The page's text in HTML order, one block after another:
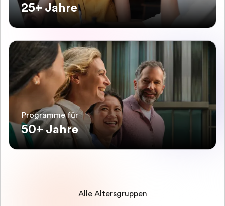
25+ Jahre
Programme für
50+ Jahre
Alle Altersgruppen